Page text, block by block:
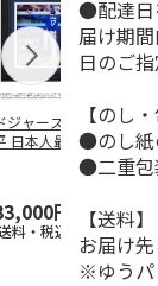
ジャース 大谷翔
日本人最多53試
合連続出塁記念 ダ
円
料・税込)
●配達日
届け期
日のご
【のし
●のし紙
●二重包
【送料】
お届け
※ゆうパ